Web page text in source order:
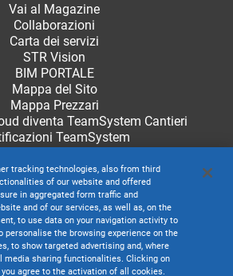
Vai al Magazine
Collaborazioni
Carta dei servizi
STR Vision
BIM PORTALE
Mappa del Sito
Mappa Prezzari
diventa TeamSystem Cantieri
TeamSystem
tracking technologies, also from third
of our website and offered
in aggregated form traffic and
and of our services, as well as, on the
to use data on your navigation activity to
personalise the browsing experience on the
to show targeted advertising and, where
media sharing functionalities. Clicking on
agree to the activation of all cookies.